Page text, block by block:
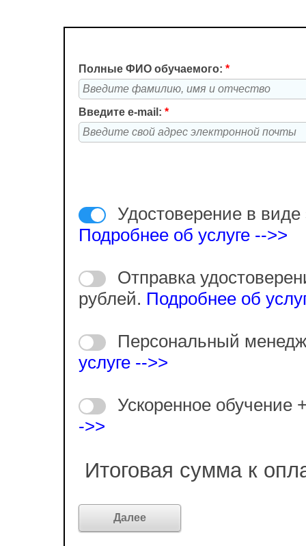
Полные ФИО обучаемого: *
Введите e-mail: *
Удостоверение в виде
Подробнее об услуге -->>
Отправка
рублей. Подробнее об
Персональный
услуге -->>
Ускоренное обучение
->>
Итоговая сумма к